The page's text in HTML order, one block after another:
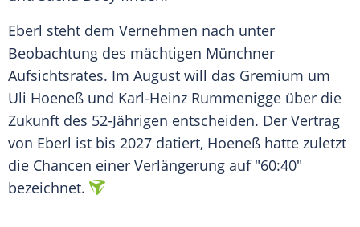
Eberl steht dem Vernehmen nach unter
Beobachtung des mächtigen Münchner
Aufsichtsrates. Im August will das Gremium um
Uli Hoeneß und Karl-Heinz Rummenigge über die
Zukunft des 52-Jährigen entscheiden. Der Vertrag
von Eberl ist bis 2027 datiert, Hoeneß hatte zuletzt
die Chancen einer Verlängerung auf "60:40"
bezeichnet.